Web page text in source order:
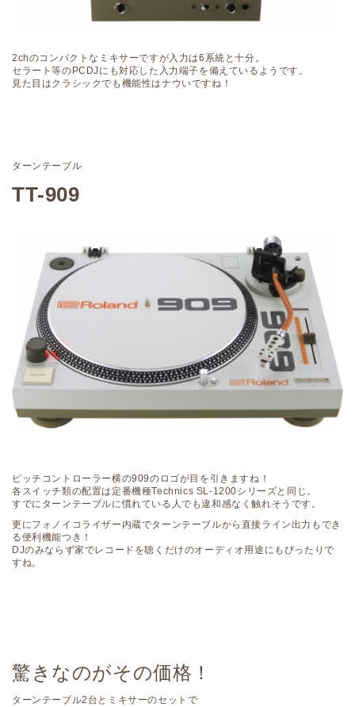
2chのコンパクトなミキサーですが入力は6系統と十分。
セラート等のPCDJにも対応した入力端子を備えているようです。
見た目はクラシックでも機能性はナウいですね！
ターンテーブル
TT-909
ピッチコントローラー横の909のロゴが目を引きますね！
各スイッチ類の配置は定番機種Technics SL-1200シリーズと同じ。
すでにターンテーブルに慣れている人でも違和感なく触れそうです。
更にフォノイコライザー内蔵でターンテーブルから直接ライン出力もでき
る便利機能つき！
DJのみならず家でレコードを聴くだけのオーディオ用途にもぴったりで
すね。
驚きなのがその価格！
ターンテーブル2台とミキサーのセットで